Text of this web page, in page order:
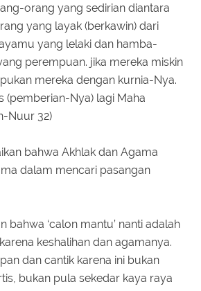
orang yang sedirian diantara
yang layak (berkawin) dari
yang lelaki dan hamba-
perempuan. jika mereka miskin
mereka dengan kurnia-Nya.
(pemberian-Nya) lagi Maha
Nuur 32)
bahwa Akhlak dan Agama
dalam mencari pasangan
bahwa ‘calon mantu’ nanti adalah
keshalihan dan agamanya.
dan cantik karena ini bukan
bukan pula sekedar kaya raya